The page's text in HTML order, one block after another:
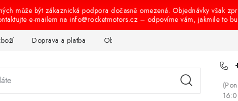
může být zákaznická podpora dočasně omezená. Objednávky však
e-mailem na info@rocketmotors.cz – odpovíme vám, jakmile to
Doprava a platba Obchodní podmínky Podmínky